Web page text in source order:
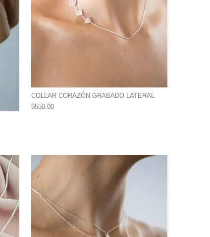
COLLAR CORAZÓN GRABADO LATERAL
$550.00